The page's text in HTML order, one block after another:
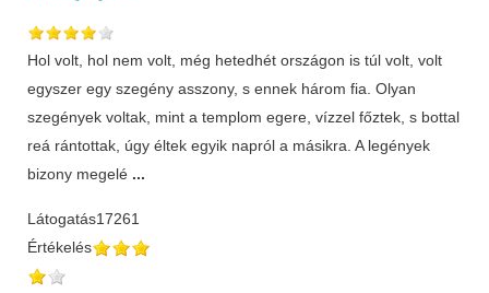
Hol volt, hol nem volt, még hetedhét országon is túl volt, volt
egyszer egy szegény asszony, s ennek három fia. Olyan
szegények voltak, mint a templom egere, vízzel főztek, s bottal
reá rántottak, úgy éltek egyik napról a másikra. A legények
bizony megelé ...
Látogatás17261
Értékelés